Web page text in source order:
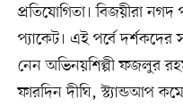
প্রতিযোগিতা। বিজয়ীরা
প্যাকেট। এই পর্বে দর্শকদের
নেন অভিনয়শিল্পী ফজলুর
ফারদিন দীঘি, স্ট্যান্ডআপ